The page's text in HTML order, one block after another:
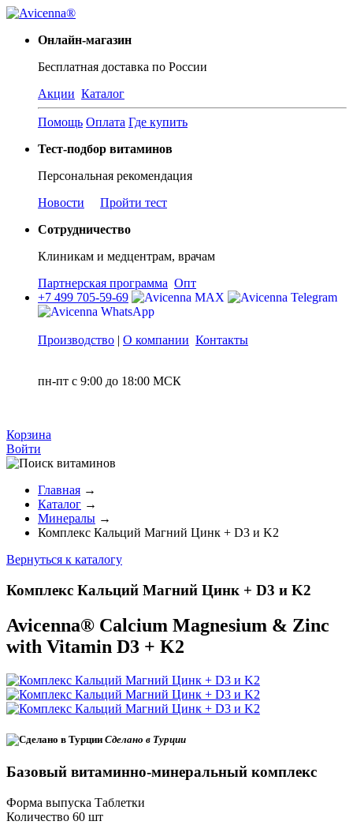
Онлайн-магазин
Бесплатная доставка по России
Акции Каталог
Помощь Оплата Где купить
Тест-подбор витаминов
Персональная рекомендация
Новости
Пройти тест
Сотрудничество
Клиникам и медцентрам, врачам
Партнерская программа Опт
+7 499 705-59-69
Производство | О компании Контакты
пн-пт с 9:00 до 18:00 МСК
Корзина
Войти
Главная →
Каталог →
Минералы →
Комплекс Кальций Магний Цинк + D3 и K2
Вернуться к каталогу
Комплекс Кальций Магний Цинк + D3 и K2
Avicenna® Calcium Magnesium & Zinc
with Vitamin D3 + K2
Сделано в Турции
Базовый витаминно-минеральный комплекс
Форма выпуска Таблетки
Количество 60 шт